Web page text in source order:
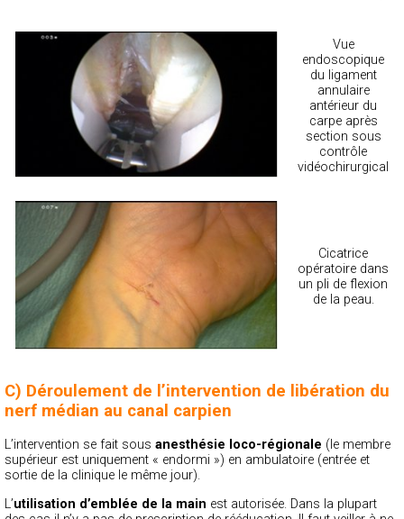
Vue
endoscopique
du ligament
annulaire
antérieur du
carpe après
section sous
contrôle
vidéochirurgical
Cicatrice
opératoire dans
un pli de flexion
de la peau.
C) Déroulement de l’intervention de libération du
nerf médian au canal carpien
L’intervention se fait sous anesthésie loco-régionale (le membre
supérieur est uniquement « endormi ») en ambulatoire (entrée et
sortie de la clinique le même jour).
L’utilisation d’emblée de la main est autorisée. Dans la plupart